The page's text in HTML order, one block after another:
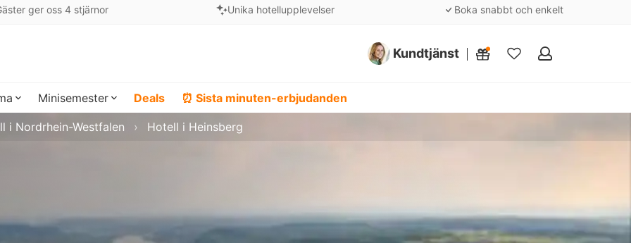
ger oss 4 stjärnor Unika hotellupplevelser Boka snabbt och enkelt
Kundtjänst
Mina
Minisemester Deals ⏰ Sista minuten-erbjudanden
i Nordrhein-Westfalen Hotell i Heinsberg